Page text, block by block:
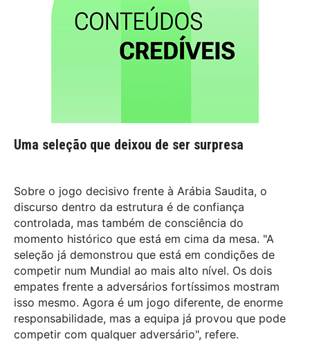
Uma seleção que deixou de ser surpresa
Sobre o jogo decisivo frente à Arábia Saudita, o
discurso dentro da estrutura é de confiança
controlada, mas também de consciência do
momento histórico que está em cima da mesa. "A
seleção já demonstrou que está em condições de
competir num Mundial ao mais alto nível. Os dois
empates frente a adversários fortíssimos mostram
isso mesmo. Agora é um jogo diferente, de enorme
responsabilidade, mas a equipa já provou que pode
competir com qualquer adversário", refere.